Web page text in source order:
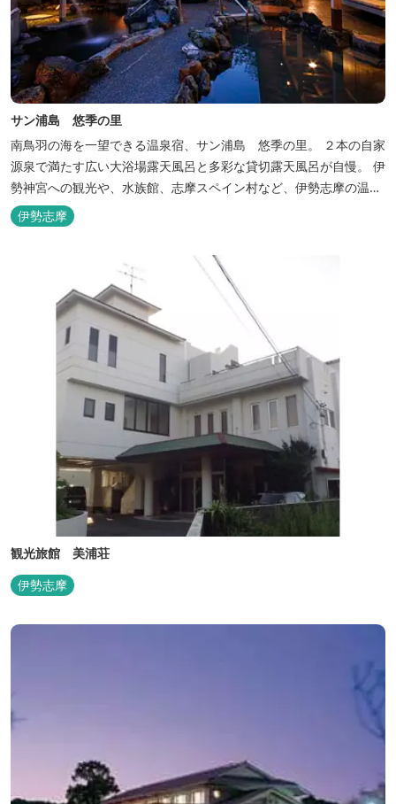
サン浦島 悠季の里
南鳥羽の海を一望できる温泉宿、サン浦島 悠季の里。 ２本の自家
源泉で満たす広い大浴場露天風呂と多彩な貸切露天風呂が自慢。 伊
勢神宮への観光や、水族館、志摩スペイン村など、伊勢志摩の温泉
旅行に お料理は伊勢志摩ならではの味覚が四季折々の旅を彩りま
す。 ～大浴場「まろびね庵」～ 敷地内より湧出する二つの源泉
伊勢志摩
観光旅館 美浦荘
伊勢志摩